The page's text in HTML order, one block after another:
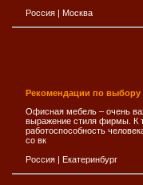
Россия
Москва
Рекомендации по
Офисная мебель – очень
выражение стиля фирмы. К
работоспособность
со вк
Россия
Екатеринбург